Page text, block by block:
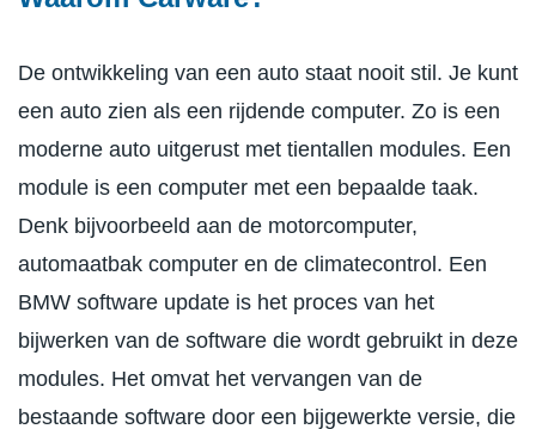
De ontwikkeling van een auto staat nooit stil. Je kunt
een auto zien als een rijdende computer. Zo is een
moderne auto uitgerust met tientallen modules. Een
module is een computer met een bepaalde taak.
Denk bijvoorbeeld aan de motorcomputer,
automaatbak computer en de climatecontrol. Een
BMW software update is het proces van het
bijwerken van de software die wordt gebruikt in deze
modules. Het omvat het vervangen van de
bestaande software door een bijgewerkte versie, die